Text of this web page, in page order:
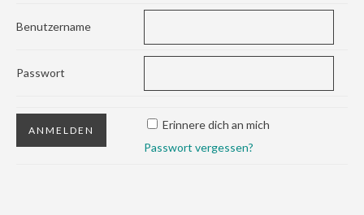
Benutzername
Passwort
Erinnere dich an mich
Passwort vergessen?